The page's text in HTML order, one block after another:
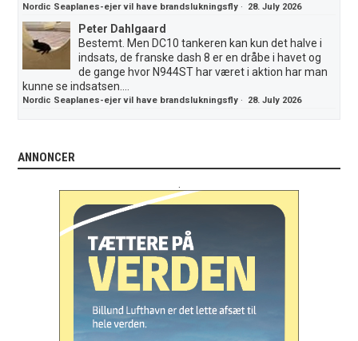
Nordic Seaplanes-ejer vil have brandslukningsfly · 28. July 2026
Peter Dahlgaard
Bestemt. Men DC10 tankeren kan kun det halve i
indsats, de franske dash 8 er en dråbe i havet og
de gange hvor N944ST har været i aktion har man
kunne se indsatsen....
Nordic Seaplanes-ejer vil have brandslukningsfly · 28. July 2026
ANNONCER